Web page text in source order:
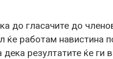
до гласачите до
работам навистина
резултатите ќе ги